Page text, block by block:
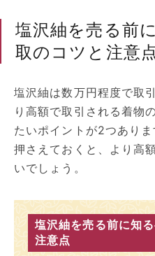
塩沢紬を売る前
取のコツと注意
塩沢紬は数万円程度で取
り高額で取引される着物
たいポイントが2つあり
押さえておくと、より高
いでしょう。
塩沢紬を売る前に知
注意点